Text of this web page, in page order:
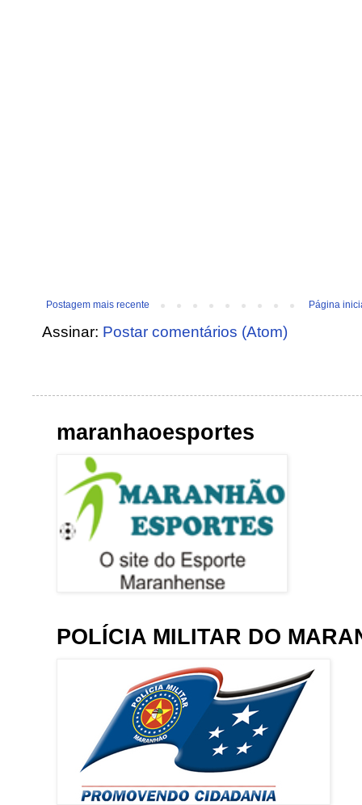
Postagem mais recente Página
Assinar: Postar comentários (Atom)
maranhaoesportes
POLÍCIA MILITAR DO